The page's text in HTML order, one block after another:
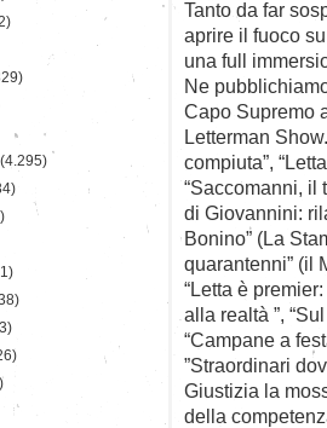
Tanto da far
aprire il fuoco
una full
Ne
Capo Supremo
Letterman
compiuta”,
“Saccomanni, il
di Giovannini:
Bonino” (La
quarantenni” (il
“Letta è
alla realtà ”,
“Campane a
”Straordinari
Giustizia la
della
(4.295)